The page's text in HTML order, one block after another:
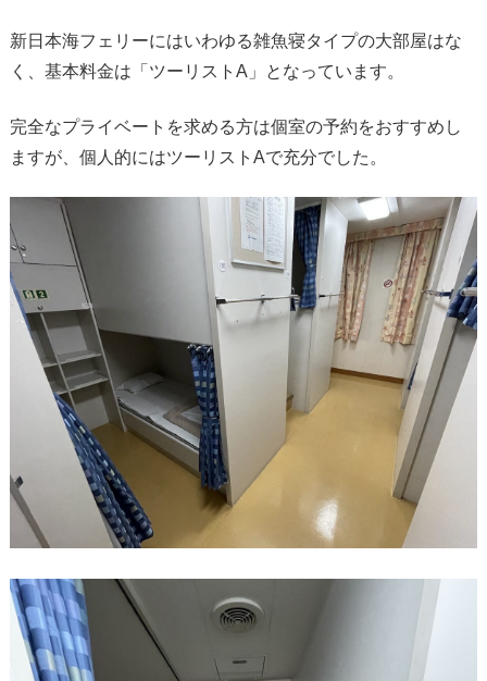
新日本海フェリーにはいわゆる雑魚寝タイプの大部屋はな
く、基本料金は「ツーリストA」となっています。
完全なプライベートを求める方は個室の予約をおすすめし
ますが、個人的にはツーリストAで充分でした。